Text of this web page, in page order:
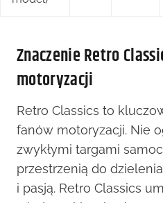
Znaczenie Retro
motoryzacji
Retro Classics to
fanów motoryzacji. Nie
zwykłymi targami
przestrzenią do
i pasją. Retro Classics